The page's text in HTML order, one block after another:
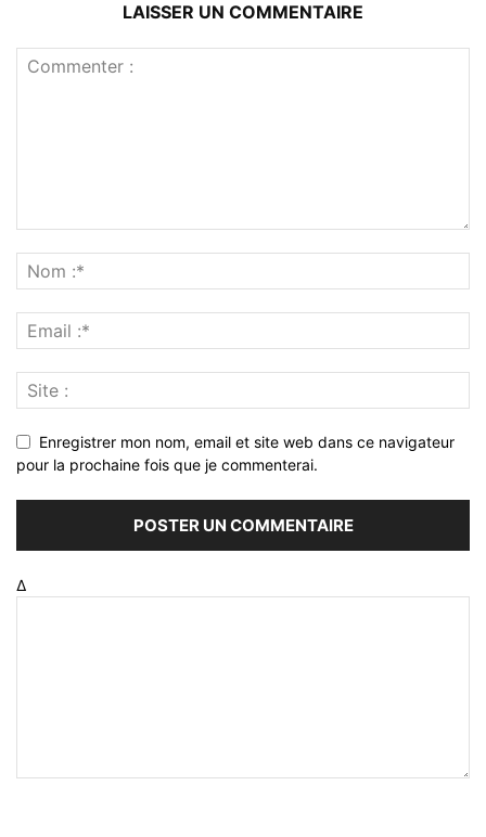
LAISSER UN COMMENTAIRE
Enregistrer mon nom, email et site web dans ce navigateur
pour la prochaine fois que je commenterai.
Δ